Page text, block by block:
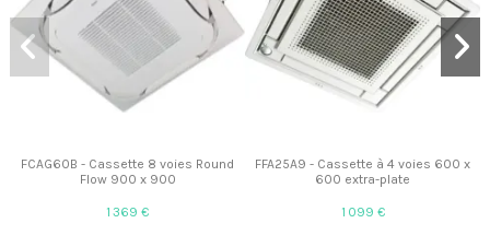
FCAG60B - Cassette 8 voies Round
Flow 900 x 900
1 369 €
FFA25A9 - Cassette à 4 voies 600 x
600 extra-plate
1 099 €